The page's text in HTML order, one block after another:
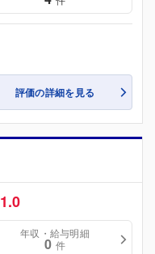
評価の詳細を見る
1.0
年収・給与明細
0 件